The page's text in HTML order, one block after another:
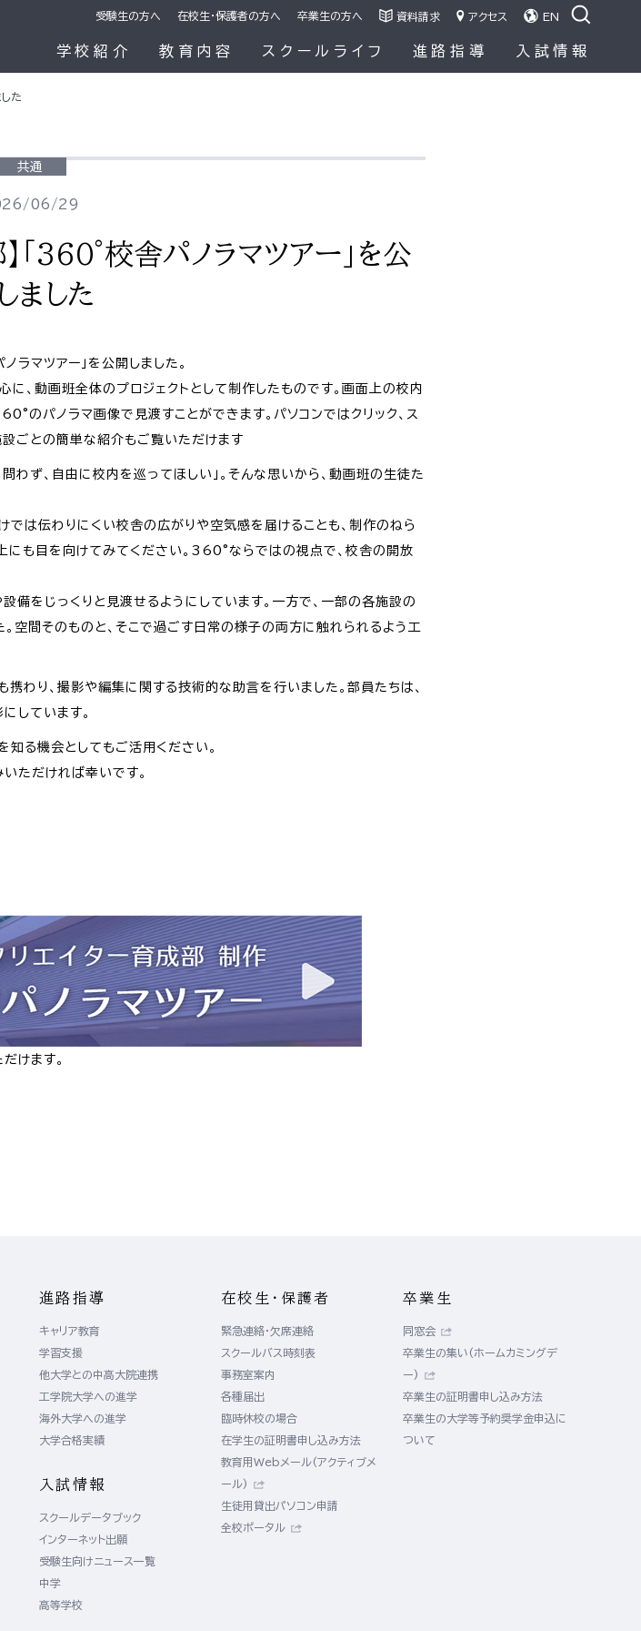
学校紹介 教育内容 スクールライフ 進路指導 入試情報
受験生の方へ 在校生・保護者の方へ 卒業生の方へ 資料請求 アクセス EN
た
共通
06/29
「360°校舎パノラマツアー」を公
ました
ラマツアー」を公開しました。
、動画班全体のプロジェクトとして制作したものです。画面上の校内
のパノラマ画像で見渡すことができます。パソコンではクリック、ス
設ごとの簡単な紹介もご覧いただけます
ず、自由に校内を巡ってほしい」。そんな思いから、動画班の生徒た
では伝わりにくい校舎の広がりや空気感を届けることも、制作のねら
にも目を向けてみてください。360°ならではの視点で、校舎の開放
をじっくりと見渡せるようにしています。一方で、一部の各施設の
空間そのものと、そこで過ごす日常の様子の両方に触れられるよう工
わり、撮影や編集に関する技術的な助言を行いました。部員たちは、
しています。
知る機会としてもご活用ください。
ただければ幸いです。
けます。
進路指導
キャリア教育
学習支援
他大学との中高大院連携
工学院大学への進学
海外大学への進学
大学合格実績
入試情報
スクールデータブック
インターネット出願
受験生向けニュース一覧
中学
高等学校
在校生・保護者
緊急連絡・欠席連絡
スクールバス時刻表
事務室案内
各種届出
臨時休校の場合
在学生の証明書申し込み方法
教育用Webメール(アクティブメ
ール)
生徒用貸出パソコン申請
全校ポータル
卒業生
同窓会
卒業生の集い(ホームカミングデ
ー)
卒業生の証明書申し込み方法
卒業生の大学等予約奨学金申込に
ついて